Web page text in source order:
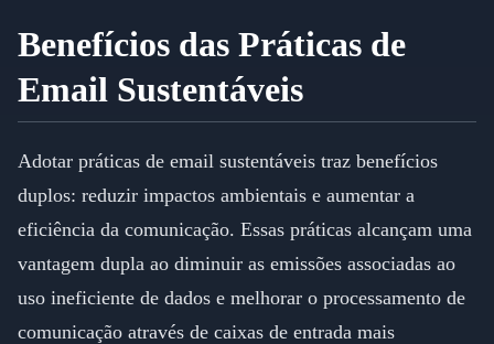
Benefícios das Práticas de
Email Sustentáveis
Adotar práticas de email sustentáveis traz benefícios
duplos: reduzir impactos ambientais e aumentar a
eficiência da comunicação. Essas práticas alcançam uma
vantagem dupla ao diminuir as emissões associadas ao
uso ineficiente de dados e melhorar o processamento de
comunicação através de caixas de entrada mais